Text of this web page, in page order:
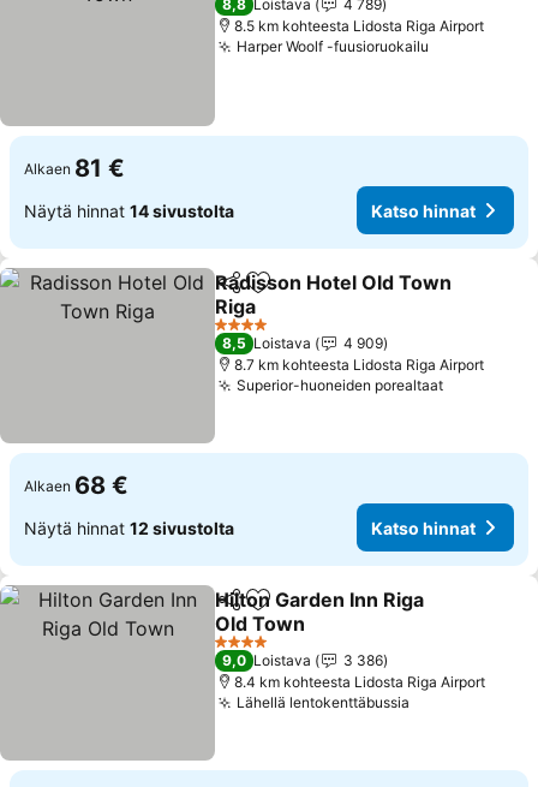
8,8 Loistava
4 789
8.5 km kohteesta Lidosta Riga Airport
Harper Woolf -fuusioruokailu
Alkaen 81 €
Näytä hinnat 14 sivustolta Katso hinnat
Jaa Lisää suosikkeihin
Radisson Hotel Old Town
Riga
Katso hinnat
4 Tähtiluokitus
8,5 Loistava
4 909
8.7 km kohteesta Lidosta Riga Airport
Superior-huoneiden porealtaatKatso
Alkaen 68 €
Näytä hinnat 12 sivustolta Katso hinnat
Jaa Lisää suosikkeihin
Hilton Garden Inn Riga
Old Town
Katso hinnat
4 Tähtiluokitus
9,0 Loistava
3 386
8.4 km kohteesta Lidosta Riga Airport
Lähellä lentokenttäbussia